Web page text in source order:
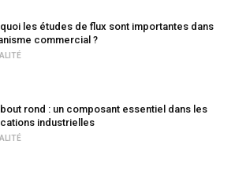
les études de flux sont importantes dans
commercial ?
rond : un composant essentiel dans les
industrielles